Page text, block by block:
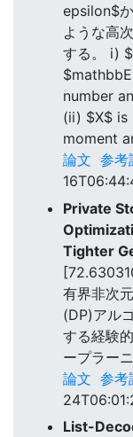
epsilon$
ような高
する。 i)
number
(ii) $X$ is
moment
論文 参考
Private
Tighter
有界非次
(DP)アル
する経験
ープラー
論文 参考
List-